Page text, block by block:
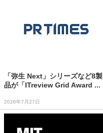
「弥生 Next」シリーズなど8製
品が「ITreview Grid Award ...
2026年7月27日